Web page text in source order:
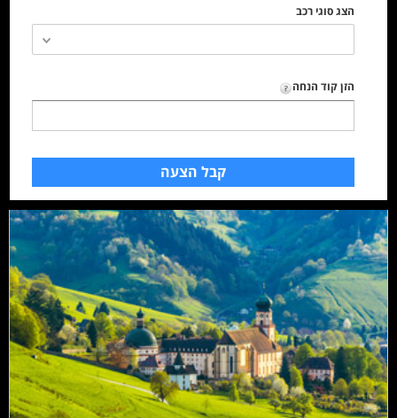
הצג סוגי רכב
הזן קוד הנחה
קבל הצעה